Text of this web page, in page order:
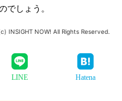
でしょう。
INSIGHT NOW! All Rights Reserved.
LINE Hatena